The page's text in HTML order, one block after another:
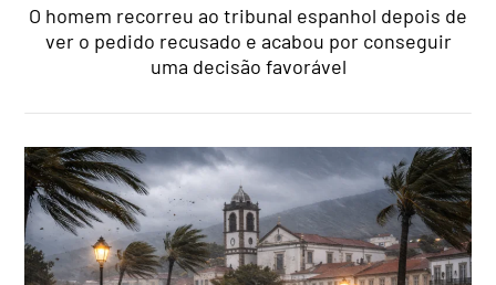
O homem recorreu ao tribunal espanhol depois de
ver o pedido recusado e acabou por conseguir
uma decisão favorável